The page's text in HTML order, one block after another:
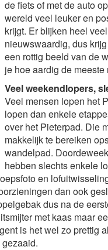
de fiets of met de auto
wereld veel leuker en
krijgt. Er blijken heel
nieuwswaardig, dus
een rottig beeld van de
je hoe aardig de meeste
Veel weekendlopers,
Veel mensen lopen het
lopen dan enkele
over het Pieterpad. Die
makkelijk te bereiken
wandelpad.
hebben slechts enkele
en
dan ook
dus na de
met kaas maar
is het wel zo prettig